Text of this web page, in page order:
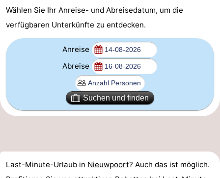
Oostduinkerke
aan
-
Westende
Hotels
Frühstück)
Strand
tun
Museen
-
Wählen Sie Ihr Anreise- und Abreisedatum, um die
verfügbaren Unterkünfte zu entdecken.
Anreise
Abreise
Suchen und finden
Last-Minute-Urlaub in Nieuwpoort? Auch das ist möglich.